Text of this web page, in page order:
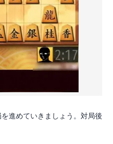
進めていきましょう。対局後